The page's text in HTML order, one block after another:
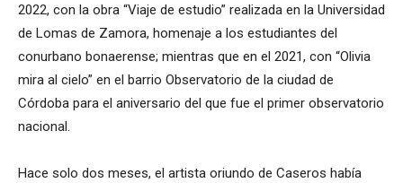
2022, con la obra “Viaje de estudio” realizada en la Universidad
de Lomas de Zamora, homenaje a los estudiantes del
conurbano bonaerense; mientras que en el 2021, con “Olivia
mira al cielo” en el barrio Observatorio de la ciudad de
Córdoba para el aniversario del que fue el primer observatorio
nacional.
Hace solo dos meses, el artista oriundo de Caseros había